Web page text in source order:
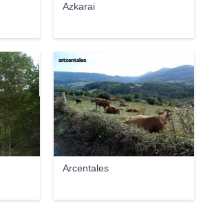
Azkarai
Arcentales
artzentales